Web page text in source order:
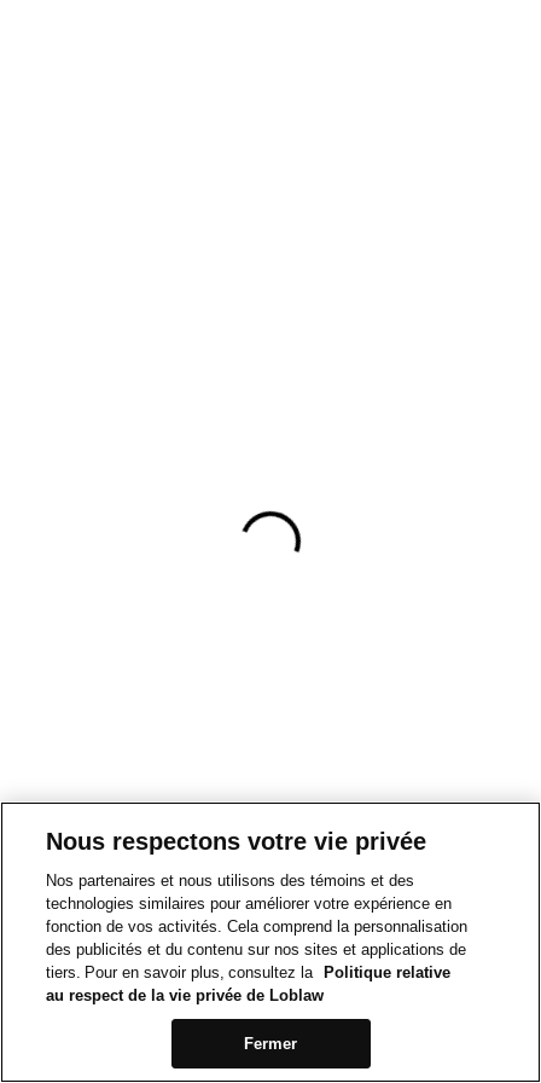
Nous respectons votre vie privée
Nos partenaires et nous utilisons des témoins et des
technologies similaires pour améliorer votre expérience en
fonction de vos activités. Cela comprend la personnalisation
des publicités et du contenu sur nos sites et applications de
tiers. Pour en savoir plus, consultez la
Politique relative
au respect de la vie privée de Loblaw
Fermer